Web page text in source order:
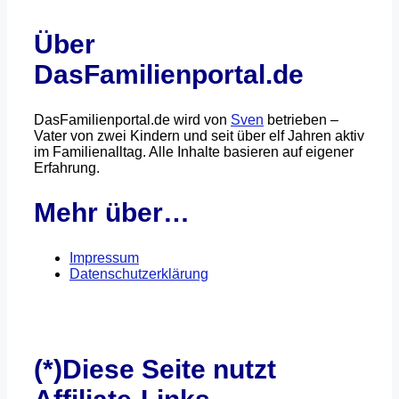
Über
DasFamilienportal.de
DasFamilienportal.de wird von Sven betrieben –
Vater von zwei Kindern und seit über elf Jahren aktiv
im Familienalltag. Alle Inhalte basieren auf eigener
Erfahrung.
Mehr über…
Impressum
Datenschutzerklärung
(*)Diese Seite nutzt